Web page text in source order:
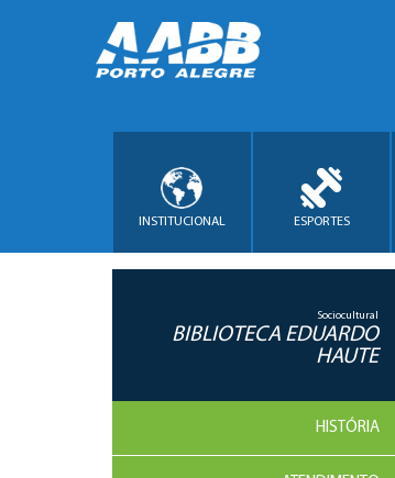
INSTITUCIONAL ESPORTES
Sociocultural
BIBLIOTECA EDUARDO
HAUTE
HISTÓRIA